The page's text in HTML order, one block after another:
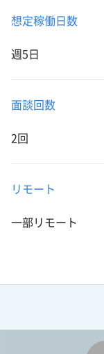
想定稼働日数
週5日
面談回数
2回
リモート
一部リモート